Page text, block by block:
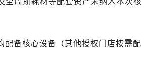
全周期耗材等配套资产未纳入本次核
配备核心设备（其他授权门店按需配